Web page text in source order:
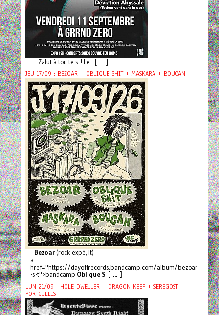
Zalut à tou.te.s ! Le [ ... ]
JEU 17/09 : BEZOAR + OBLIQUE SHIT + MASKARA + BOUCAN
Bezoar(rock expé, It)
a
href="https://dayoffrecords.bandcamp.com/album/bezoar
-s-t">bandcamp Oblique S [ ... ]
LUN 21/09 : HOLE DWELLER + DRAGON KEEP + SEREGOST +
PORTCULLIS